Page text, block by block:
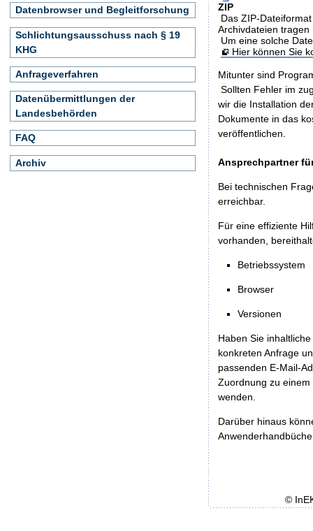
ZIP
Das ZIP-
Archivdateien
Um eine solche
Hier können Sie
Mitunter sind
Sollten Fehler im
wir die Installation
Dokumente in das
veröffentlichen.
Ansprechpartner
Bei technischen
erreichbar.
Für eine effiziente
vorhanden,
Betriebssystem
Browser
Versionen
Haben Sie
konkreten Anfrage
passenden E-Mail-
Zuordnung zu
wenden.
Darüber hinaus
Datenbrowser und Begleitforschung
Schlichtungsausschuss nach § 19
KHG
Anfrageverfahren
Datenübermittlungen der
Landesbehörden
FAQ
Archiv
©